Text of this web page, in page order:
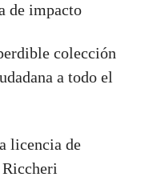
de impacto
colección
a todo el
licencia de